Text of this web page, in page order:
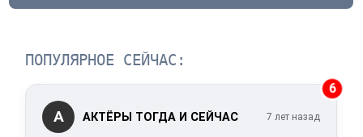
ПОПУЛЯРНОЕ СЕЙЧАС:
6
А АКТЁРЫ ТОГДА И СЕЙЧАС 7 лет назад